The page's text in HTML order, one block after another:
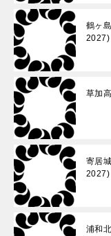
鶴ヶ
2027)
草加
寄居
2027)
浦和